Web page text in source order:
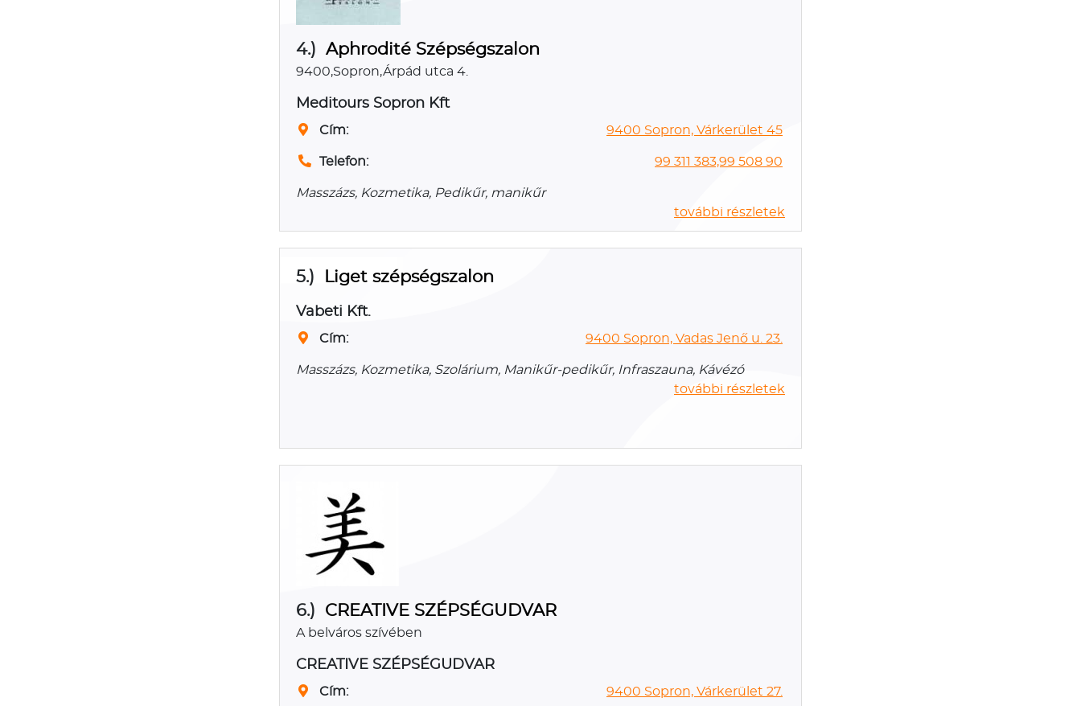
4.) Aphrodité Szépségszalon
9400,Sopron,Árpád utca 4.
Meditours Sopron Kft
Cím: 9400 Sopron, Várkerület 45
Telefon: 99 311 383,99 508 90
Masszázs, Kozmetika, Pedikűr, manikűr
további részletek
5.) Liget szépségszalon
Vabeti Kft.
Cím: 9400 Sopron, Vadas Jenő u. 23.
Masszázs, Kozmetika, Szolárium, Manikűr-pedikűr, Infraszauna, Kávézó
további részletek
6.) CREATIVE SZÉPSÉGUDVAR
A belváros szívében
CREATIVE SZÉPSÉGUDVAR
Cím: 9400 Sopron, Várkerület 27.